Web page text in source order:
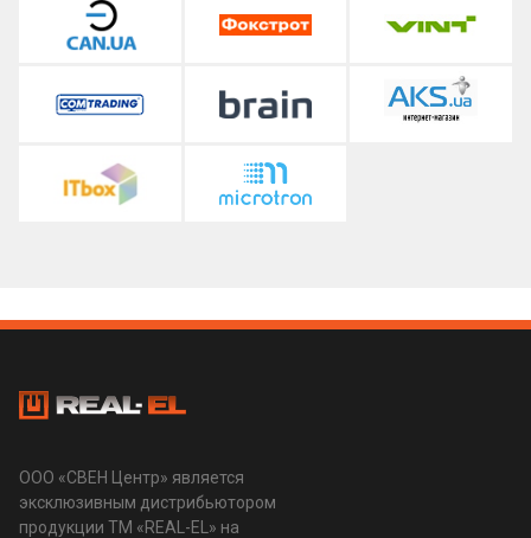
ООО «СВЕН Центр» является
эксклюзивным дистрибьютором
продукции ТМ «REAL-EL» на